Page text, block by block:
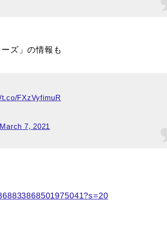
ズ」の情報も
FXzVyfimuR
March 7, 2021